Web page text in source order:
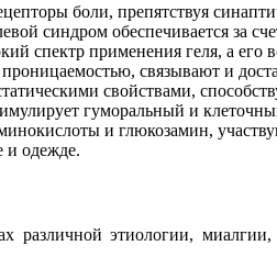
боли, препятствуя
синдром обеспечивается за
спектр применения геля, а
связывают и
свойствами,
гуморальный и
и глюкозамин,
и одежде.
этиологии,